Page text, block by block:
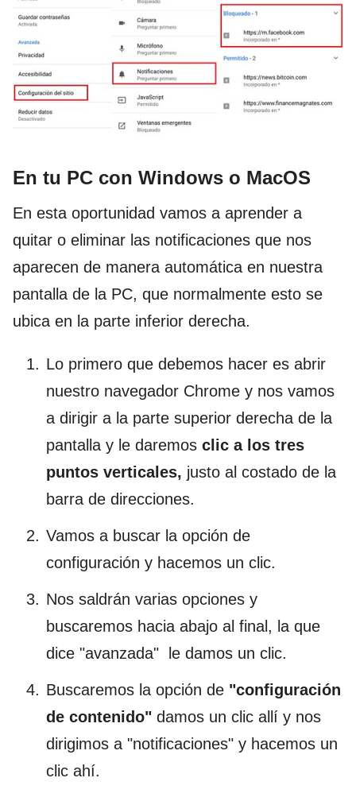
En tu PC con Windows o MacOS
En esta oportunidad vamos a aprender a
quitar o eliminar las notificaciones que nos
aparecen de manera automática en nuestra
pantalla de la PC, que normalmente esto se
ubica en la parte inferior derecha.
Lo primero que debemos hacer es abrir
nuestro navegador Chrome y nos vamos
a dirigir a la parte superior derecha de la
pantalla y le daremos clic a los tres
puntos verticales, justo al costado de la
barra de direcciones.
Vamos a buscar la opción de
configuración y hacemos un clic.
Nos saldrán varias opciones y
buscaremos hacia abajo al final, la que
dice "avanzada" le damos un clic.
Buscaremos la opción de "configuración
de contenido" damos un clic allí y nos
dirigimos a "notificaciones" y hacemos un
clic ahí.